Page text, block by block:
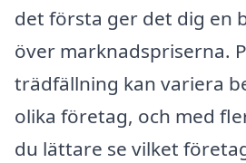
det första ger det dig en
över marknadspriserna.
trädfällning kan variera
olika företag, och med
du lättare se vilket